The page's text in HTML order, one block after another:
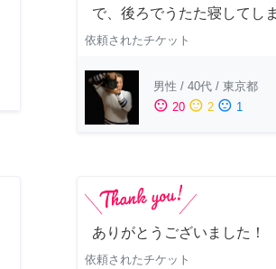
で、後ろでうたた寝してし
依頼されたチケット
男性 / 40代 / 東京都
sentiment_satisfied 20 sentiment_neutral 2 sentiment_dissatisfied 1
ありがとうございました！
依頼されたチケット